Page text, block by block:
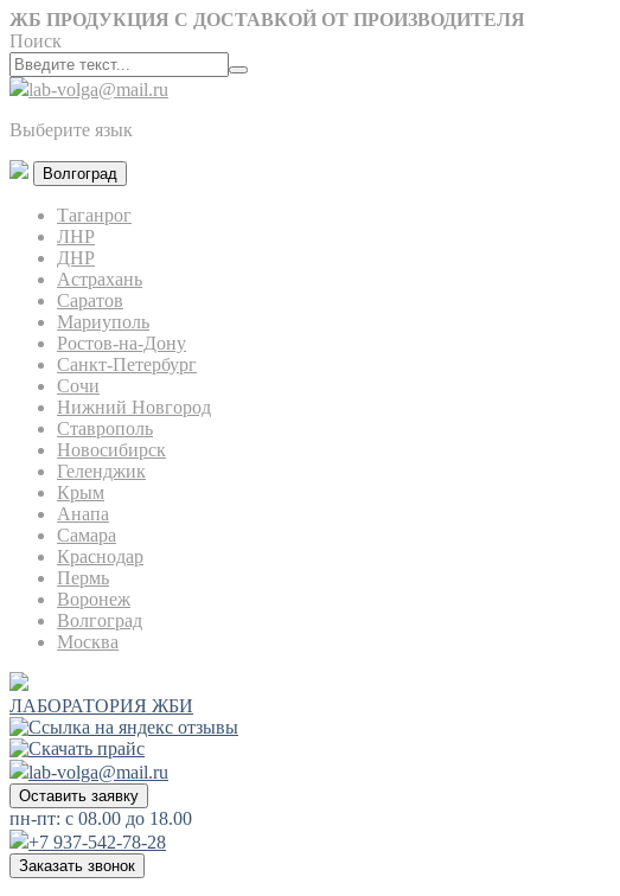
ЖБ ПРОДУКЦИЯ С ДОСТАВКОЙ ОТ ПРОИЗВОДИТЕЛЯ
Поиск
lab-volga@mail.ru
Выберите язык
Волгоград
Таганрог
ЛНР
ДНР
Астрахань
Саратов
Мариуполь
Ростов-на-Дону
Санкт-Петербург
Сочи
Нижний Новгород
Ставрополь
Новосибирск
Геленджик
Крым
Анапа
Самара
Краснодар
Пермь
Воронеж
Волгоград
Москва
ЛАБОРАТОРИЯ ЖБИ
lab-volga@mail.ru
Оставить заявку
пн-пт: с 08.00 до 18.00
+7 937-542-78-28
Заказать звонок